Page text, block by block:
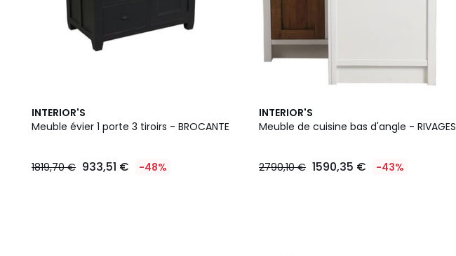
INTERIOR'S
Meuble évier 1 porte 3 tiroirs - BROCANTE
1819,70 € 933,51 € -48%
INTERIOR'S
Meuble de cuisine bas d'angle - RIVAGES
2790,10 € 1590,35 € -43%